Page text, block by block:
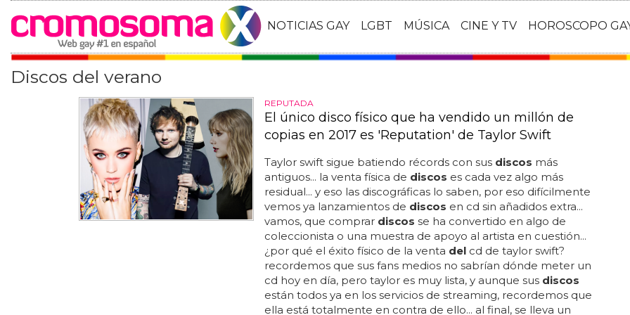
NOTICIAS GAY LGBT MÚSICA CINE Y TV HOROSCOPO
Discos del verano
REPUTADA
El único disco físico que ha vendido un millón de
copias en 2017 es 'Reputation' de Taylor Swift
Taylor swift sigue batiendo récords con sus discos más
antiguos... la venta física de discos es cada vez algo más
residual... y eso las discográficas lo saben, por eso difícilmente
vemos ya lanzamientos de discos en cd sin añadidos extra...
vamos, que comprar discos se ha convertido en algo de
coleccionista o una muestra de apoyo al artista en cuestión...
¿por qué el éxito físico de la venta delcd de taylor swift?
recordemos que sus fans medios no sabrían dónde meter un
cd hoy en día, pero taylor es muy lista, y aunque sus discos
están todos ya en los servicios de streaming, recordemos que
ella está totalmente en contra de ello... al final, se lleva un